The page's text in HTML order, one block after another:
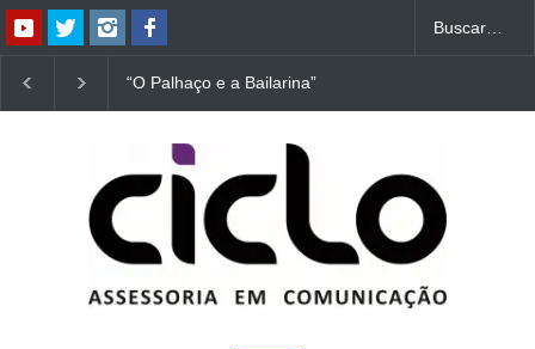
“O Palhaço e a Bailarina”
estreia hoje (1º) em
Uberlândia
Uberlândia